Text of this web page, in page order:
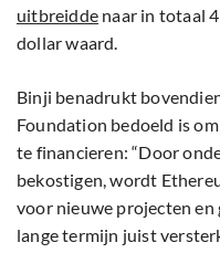
uitbreidde naar in totaal
dollar waard.
Binji benadrukt
Foundation bedoeld is
te financieren: “Door
bekostigen, wordt
voor nieuwe projecten en
lange termijn juist